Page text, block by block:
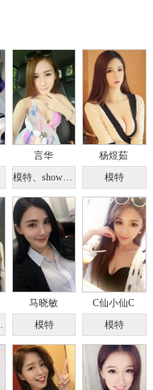
言华
模特、showgirl
杨煜茹
模特
女郎
马晓敏
模特
C仙小仙C
模特